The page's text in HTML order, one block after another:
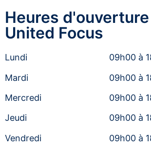
Heures
United Focus
Lundi
09h00 à
Mardi
09h00 à
Mercredi
09h00 à
Jeudi
09h00 à
Vendredi
09h00 à